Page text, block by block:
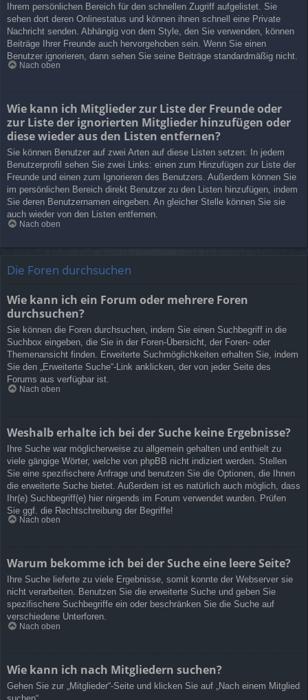
Ihrem persönlichen Bereich für den schnellen Zugriff aufgelistet. Sie
sehen dort deren Onlinestatus und können ihnen schnell eine Private
Nachricht senden. Abhängig von dem Style, den Sie verwenden, können
Beiträge Ihrer Freunde auch hervorgehoben sein. Wenn Sie einen
Benutzer ignorieren, dann sehen Sie seine Beiträge standardmäßig nicht.
Nach oben
Wie kann ich Mitglieder zur Liste der Freunde oder
zur Liste der ignorierten Mitglieder hinzufügen oder
diese wieder aus den Listen entfernen?
Sie können Benutzer auf zwei Arten auf diese Listen setzen: In jedem
Benutzerprofil sehen Sie zwei Links: einen zum Hinzufügen zur Liste der
Freunde und einen zum Ignorieren des Benutzers. Außerdem können Sie
im persönlichen Bereich direkt Benutzer zu den Listen hinzufügen, indem
Sie deren Benutzernamen eingeben. An gleicher Stelle können Sie sie
auch wieder von den Listen entfernen.
Nach oben
Die Foren durchsuchen
Wie kann ich ein Forum oder mehrere Foren
durchsuchen?
Sie können die Foren durchsuchen, indem Sie einen Suchbegriff in die
Suchbox eingeben, die Sie in der Foren-Übersicht, der Foren- oder
Themenansicht finden. Erweiterte Suchmöglichkeiten erhalten Sie, indem
Sie den „Erweiterte Suche“-Link anklicken, der von jeder Seite des
Forums aus verfügbar ist.
Nach oben
Weshalb erhalte ich bei der Suche keine Ergebnisse?
Ihre Suche war möglicherweise zu allgemein gehalten und enthielt zu
viele gängige Wörter, welche von phpBB nicht indiziert werden. Stellen
Sie eine spezifischere Anfrage und benutzen Sie die Optionen, die Ihnen
die erweiterte Suche bietet. Außerdem ist es natürlich auch möglich, dass
Ihr(e) Suchbegriff(e) hier nirgends im Forum verwendet wurden. Prüfen
Sie ggf. die Rechtschreibung der Begriffe!
Nach oben
Warum bekomme ich bei der Suche eine leere Seite?
Ihre Suche lieferte zu viele Ergebnisse, somit konnte der Webserver sie
nicht verarbeiten. Benutzen Sie die erweiterte Suche und geben Sie
spezifischere Suchbegriffe ein oder beschränken Sie die Suche auf
verschiedene Unterforen.
Nach oben
Wie kann ich nach Mitgliedern suchen?
Gehen Sie zur „Mitglieder“-Seite und klicken Sie auf „Nach einem Mitglied